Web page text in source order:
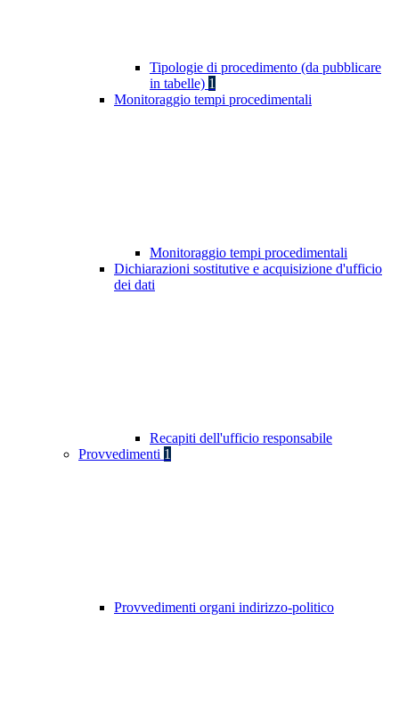
Tipologie di procedimento (da pubblicare
in tabelle) 1
Monitoraggio tempi procedimentali
Monitoraggio tempi procedimentali
Dichiarazioni sostitutive e acquisizione d'ufficio
dei dati
Recapiti dell'ufficio responsabile
Provvedimenti 1
Provvedimenti organi indirizzo-politico